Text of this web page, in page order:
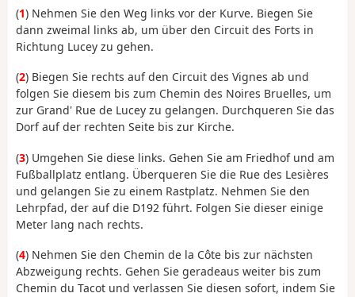
(1) Nehmen Sie den Weg links vor der Kurve. Biegen Sie
dann zweimal links ab, um über den Circuit des Forts in
Richtung Lucey zu gehen.
(2) Biegen Sie rechts auf den Circuit des Vignes ab und
folgen Sie diesem bis zum Chemin des Noires Bruelles, um
zur Grand' Rue de Lucey zu gelangen. Durchqueren Sie das
Dorf auf der rechten Seite bis zur Kirche.
(3) Umgehen Sie diese links. Gehen Sie am Friedhof und am
Fußballplatz entlang. Überqueren Sie die Rue des Lesières
und gelangen Sie zu einem Rastplatz. Nehmen Sie den
Lehrpfad, der auf die D192 führt. Folgen Sie dieser einige
Meter lang nach rechts.
(4) Nehmen Sie den Chemin de la Côte bis zur nächsten
Abzweigung rechts. Gehen Sie geradeaus weiter bis zum
Chemin du Tacot und verlassen Sie diesen sofort, indem Sie